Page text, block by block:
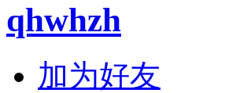
qhwhzh
加为好友